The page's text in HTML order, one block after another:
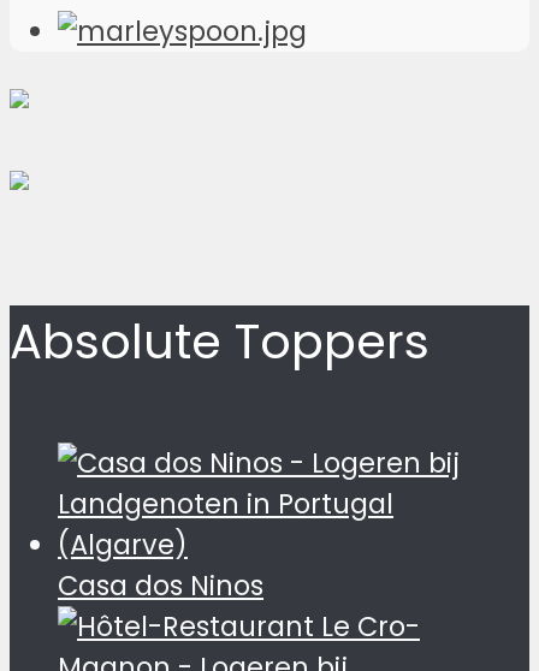
Absolute Toppers
Casa dos Ninos